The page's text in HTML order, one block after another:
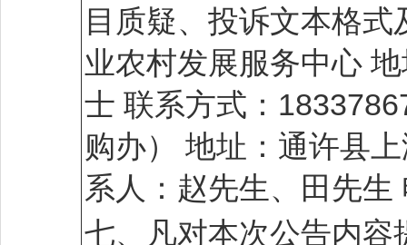
目质疑、投诉文本格
业农村发展服务中心
士 联系方式：
购办） 地址：通许县
系人：赵先生、田先
七、凡对本次公告内容